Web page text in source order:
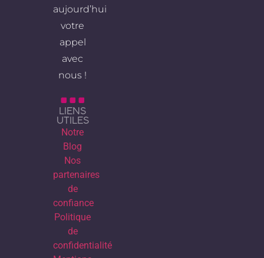
aujourd’hui
votre
appel
avec
nous !
LIENS
UTILES
Notre
Blog
Nos
partenaires
de
confiance
Politique
de
confidentialité